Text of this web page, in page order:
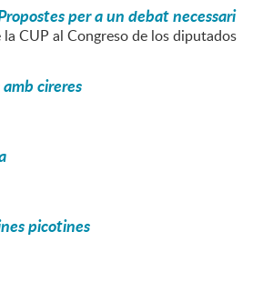
per a un debat necessari
CUP al Congreso de los diputados
cireres
picotines